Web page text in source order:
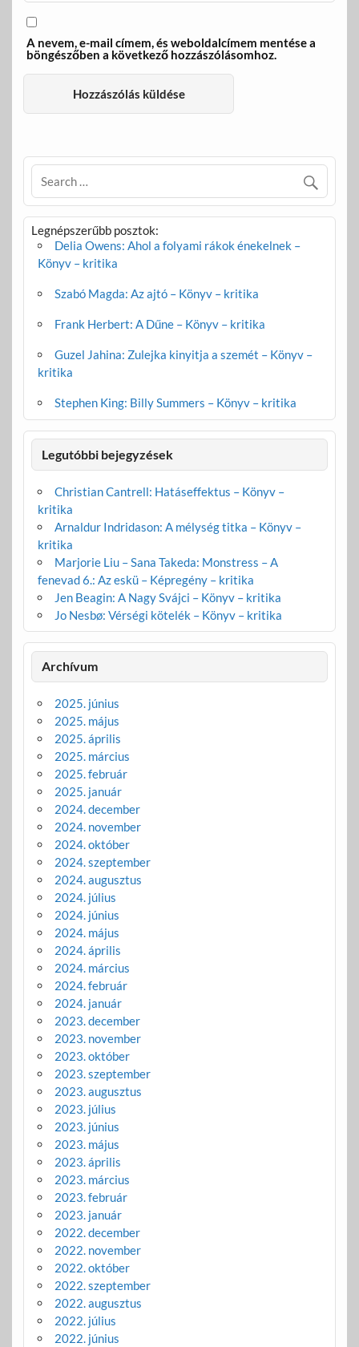
A nevem, e-mail címem, és weboldalcímem mentése a
böngészőben a következő hozzászólásomhoz.
Legnépszerűbb posztok:
Delia Owens: Ahol a folyami rákok énekelnek –
Könyv – kritika
Szabó Magda: Az ajtó – Könyv – kritika
Frank Herbert: A Dűne – Könyv – kritika
Guzel Jahina: Zulejka kinyitja a szemét – Könyv –
kritika
Stephen King: Billy Summers – Könyv – kritika
Legutóbbi bejegyzések
Christian Cantrell: Hatáseffektus – Könyv –
kritika
Arnaldur Indridason: A mélység titka – Könyv –
kritika
Marjorie Liu – Sana Takeda: Monstress – A
fenevad 6.: Az eskü – Képregény – kritika
Jen Beagin: A Nagy Svájci – Könyv – kritika
Jo Nesbø: Vérségi kötelék – Könyv – kritika
Archívum
2025. június
2025. május
2025. április
2025. március
2025. február
2025. január
2024. december
2024. november
2024. október
2024. szeptember
2024. augusztus
2024. július
2024. június
2024. május
2024. április
2024. március
2024. február
2024. január
2023. december
2023. november
2023. október
2023. szeptember
2023. augusztus
2023. július
2023. június
2023. május
2023. április
2023. március
2023. február
2023. január
2022. december
2022. november
2022. október
2022. szeptember
2022. augusztus
2022. július
2022. június